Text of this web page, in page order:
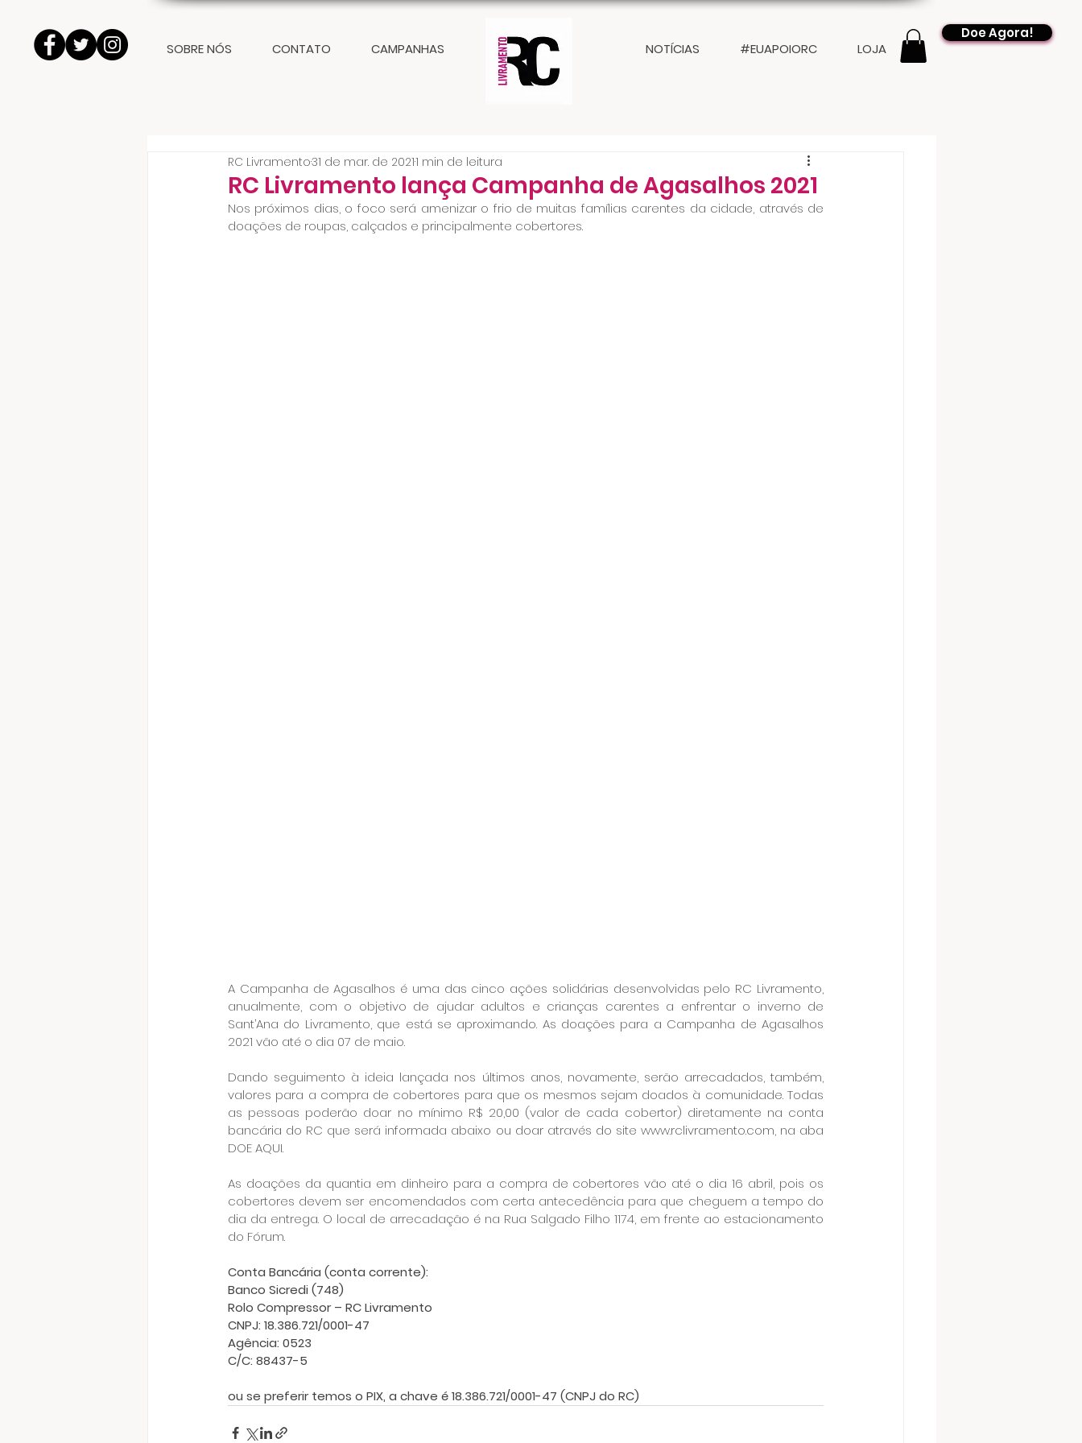
SOBRE NÓS CONTATO CAMPANHAS NOTÍCIAS #EUAPOIORC LOJA
Doe Agora!
RC Livramento lança Campanha de Agasalhos 2021
RC Livramento31 de mar. de 20211 min de leitura
Nos próximos dias, o foco será amenizar o frio de muitas famílias carentes da cidade, através de
doações de roupas, calçados e principalmente cobertores.
A Campanha de Agasalhos é uma das cinco ações solidárias desenvolvidas pelo RC Livramento,
anualmente, com o objetivo de ajudar adultos e crianças carentes a enfrentar o inverno de
Sant’Ana do Livramento, que está se aproximando. As doações para a Campanha de Agasalhos
2021 vão até o dia 07 de maio.
Dando seguimento à ideia lançada nos últimos anos, novamente, serão arrecadados, também,
valores para a compra de cobertores para que os mesmos sejam doados à comunidade. Todas
as pessoas poderão doar no mínimo R$ 20,00 (valor de cada cobertor) diretamente na conta
bancária do RC que será informada abaixo ou doar através do site www.rclivramento.com, na aba
DOE AQUI.
As doações da quantia em dinheiro para a compra de cobertores vão até o dia 16 abril, pois os
cobertores devem ser encomendados com certa antecedência para que cheguem a tempo do
dia da entrega. O local de arrecadação é na Rua Salgado Filho 1174, em frente ao estacionamento
do Fórum.
Conta Bancária (conta corrente):
Banco Sicredi (748)
Rolo Compressor – RC Livramento
CNPJ: 18.386.721/0001-47
Agência: 0523
C/C: 88437-5
ou se preferir temos o PIX, a chave é 18.386.721/0001-47 (CNPJ do RC)